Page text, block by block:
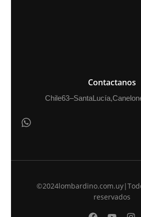
Contactanos
Chile 63 – Santa Lucía,
©2024 lombardino.com.uy |
reservados